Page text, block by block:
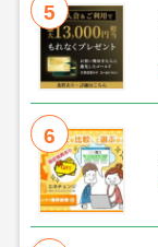
5
6